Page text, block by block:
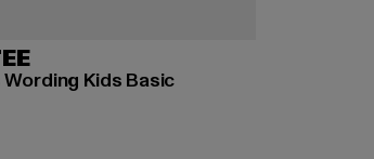
Kids Basic
17,09 EUR